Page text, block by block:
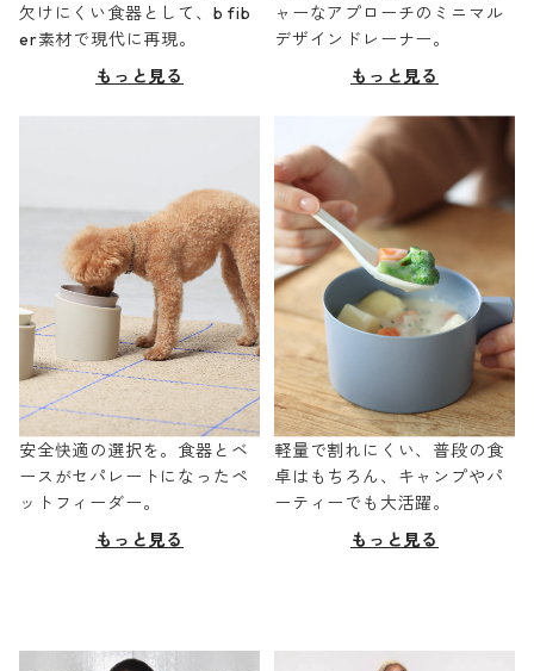
欠けにくい食器として、b fib
er素材で現代に再現。
もっと見る
ャーなアプローチのミニマル
デザインドレーナー。
もっと見る
安全快適の選択を。食器とベ
ースがセパレートになったペ
ットフィーダー。
もっと見る
軽量で割れにくい、普段の食
卓はもちろん、キャンプやパ
ーティーでも大活躍。
もっと見る